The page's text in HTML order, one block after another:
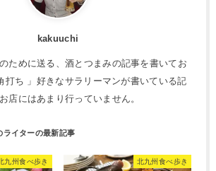
kakuuchi
ために送る、酒とつまみの記事を書いてお
打ち 」好きなサラリーマンが書いている記
店にはあまり行っていません。
九州食べ歩き 北九州食べ歩き